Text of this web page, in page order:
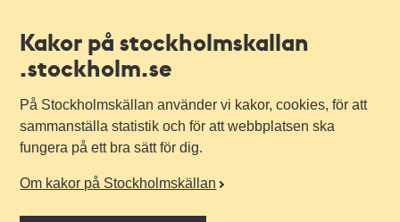
Kakor på stockholmskallan
.stockholm.se
På Stockholmskällan använder vi kakor, cookies, för att
sammanställa statistik och för att webbplatsen ska
fungera på ett bra sätt för dig.
Om kakor på Stockholmskällan